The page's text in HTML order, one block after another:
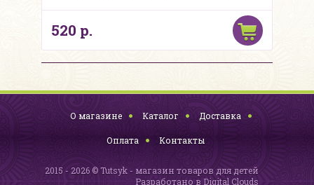
520 р.
О магазине Каталог Доставка
Оплата Контакты
2015 - 2026 © Tutsyk - магазин товаров для детей
Разработано в Digital Clouds